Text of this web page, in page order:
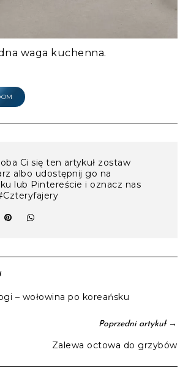
waga kuchenna.
Ci się ten artykuł zostaw
albo udostępnij go na
lub Pintereście i oznacz nas
– wołowina po koreańsku
Poprzedni artykuł→
Zalewa octowa do grzybów